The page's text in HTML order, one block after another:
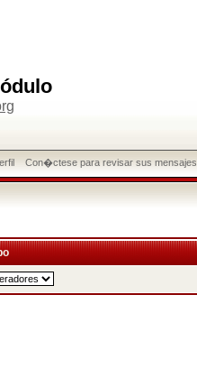
Con�ctese para revisar sus mensajes